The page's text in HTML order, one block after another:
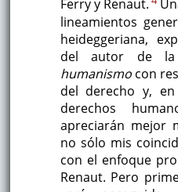
Ferry y Renaut.
lineamientos
heideggeriana,
del autor de
humanismocon
del derecho y,
derechos
apreciarán mejor
no sólo mis
con el enfoque
Renaut. Pero